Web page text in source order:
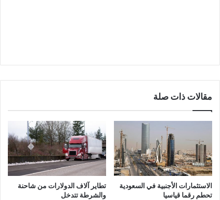
مقالات ذات صلة
الاستثمارات الأجنبية في السعودية
تحطم رقما قياسيا
تطاير آلاف الدولارات من شاحنة
والشرطة تتدخل